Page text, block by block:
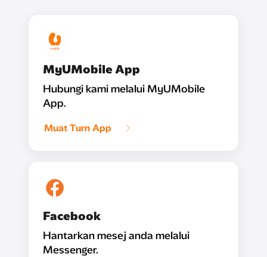
MyUMobile App
Hubungi kami melalui MyUMobile
App.
Muat Turn App
Facebook
Hantarkan mesej anda melalui
Messenger.